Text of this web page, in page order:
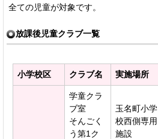
全ての児童が対象です。
放課後児童クラブ一覧
小学校区
クラブ名 実施場所
学童クラ
ブ室
そんごく
う第1ク
玉名町小学
校西側専用
施設